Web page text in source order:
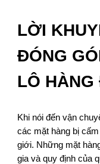
LỜI
ĐÓNG
LÔ HÀNG
Khi nói đến vận
các mặt hàng bị
giới. Những mặt
gia và quy định của